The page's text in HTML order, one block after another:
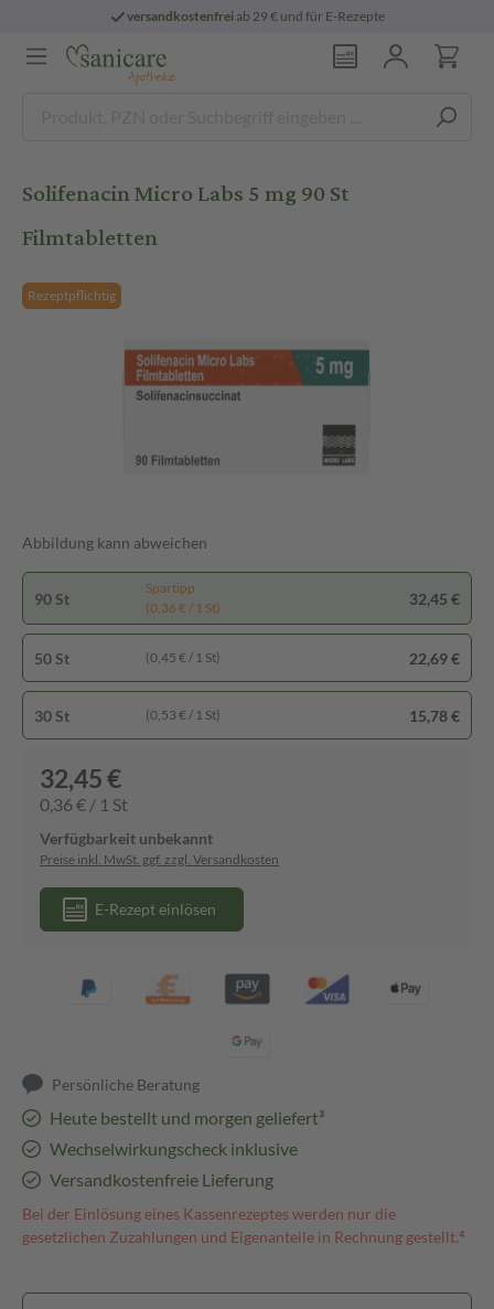
versandkostenfreiab 29 € und für E-Rezepte
Solifenacin Micro Labs 5 mg 90 St
Filmtabletten
Rezeptpflichtig
Abbildung kann abweichen
90 St
Spartipp
(0,36 € / 1 St)
32,45 €
50 St (0,45 € / 1 St) 22,69 €
30 St (0,53 € / 1 St) 15,78 €
32,45 €
0,36 € / 1 St
Verfügbarkeit unbekannt
Preise inkl. MwSt. ggf. zzgl. Versandkosten
E-Rezept einlösen
Persönliche Beratung
Heute bestellt und morgen geliefert³
Wechselwirkungscheck inklusive
Versandkostenfreie Lieferung
Bei der Einlösung eines Kassenrezeptes werden nur die
gesetzlichen Zuzahlungen und Eigenanteile in Rechnung gestellt.⁴